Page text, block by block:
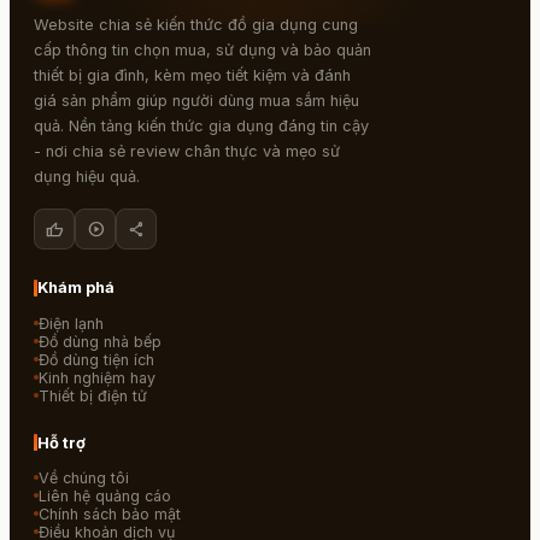
Website chia sẻ kiến thức đồ gia dụng cung
cấp thông tin chọn mua, sử dụng và bảo quản
thiết bị gia đình, kèm mẹo tiết kiệm và đánh
giá sản phẩm giúp người dùng mua sắm hiệu
quả. Nền tảng kiến thức gia dụng đáng tin cậy
- nơi chia sẻ review chân thực và mẹo sử
dụng hiệu quả.
thumb_up play_circle share
Khám phá
Điện lạnh
Đồ dùng nhà bếp
Đồ dùng tiện ích
Kinh nghiệm hay
Thiết bị điện tử
Hỗ trợ
Về chúng tôi
Liên hệ quảng cáo
Chính sách bảo mật
Điều khoản dịch vụ